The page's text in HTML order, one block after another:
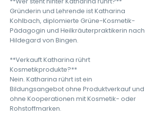
Gründerin und Lehrende ist Katharina
Kohlbach, diplomierte Grüne-Kosmetik-
Pädagogin und Heilkräuterpraktikerin nach
Hildegard von Bingen.
**Verkauft Katharina rührt
Kosmetikprodukte?**
Nein. Katharina rührt ist ein
Bildungsangebot ohne Produktverkauf und
ohne Kooperationen mit Kosmetik- oder
Rohstoffmarken.